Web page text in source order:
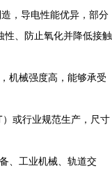
，导电性能优异，部分
性、防止氧化并降低接触
机械强度高，能够承受
或行业规范生产，尺寸
、工业机械、轨道交